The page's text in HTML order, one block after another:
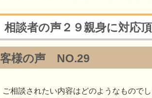
相談者の声２９親身に対応
様の声 NO.29
ご相談されたい内容はどのようなもので